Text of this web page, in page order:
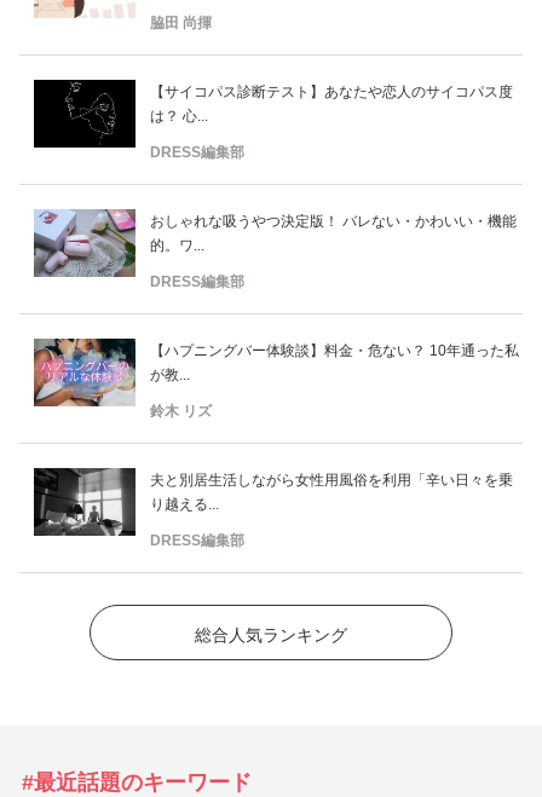
脇田 尚揮
【サイコパス診断テスト】あなたや恋人のサイコパス度
は？ 心...
DRESS編集部
おしゃれな吸うやつ決定版！ バレない・かわいい・機能
的。ワ...
DRESS編集部
【ハプニングバー体験談】料金・危ない？ 10年通った私
が教...
鈴木 リズ
夫と別居生活しながら女性用風俗を利用「辛い日々を乗
り越える...
DRESS編集部
総合人気ランキング
#最近話題のキーワード